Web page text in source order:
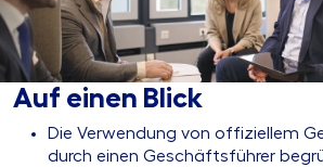
Auf einen Blick
Die Verwendung von offiziellem
durch einen Geschäftsführer